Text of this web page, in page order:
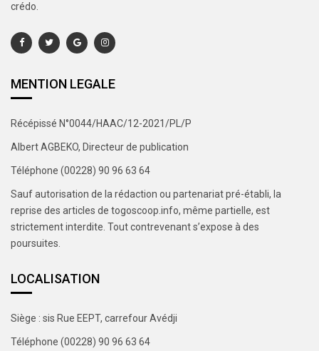
crédo.
MENTION LEGALE
Récépissé N°0044/HAAC/12-2021/PL/P
Albert AGBEKO, Directeur de publication
Téléphone (00228) 90 96 63 64
Sauf autorisation de la rédaction ou partenariat pré-établi, la
reprise des articles de togoscoop.info, même partielle, est
strictement interdite. Tout contrevenant s’expose à des
poursuites.
LOCALISATION
Siège : sis Rue EEPT, carrefour Avédji
Téléphone (00228) 90 96 63 64